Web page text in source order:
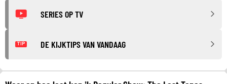
SERIES OP TV
TIP DE KIJKTIPS VAN VANDAAG